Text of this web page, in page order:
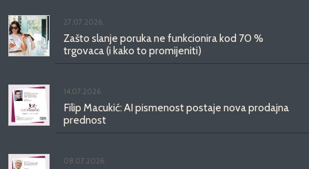
27.07.2026.
Zašto slanje poruka ne funkcionira kod 70 %
trgovaca (i kako to promijeniti)
14.07.2026.
Filip Macukić: AI pismenost postaje nova prodajna
prednost
08.07.2026.